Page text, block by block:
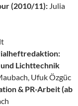
(2010/11): Julia
Lichttechnik
Ufuk Özgüc
& PR-Arbeit (ab